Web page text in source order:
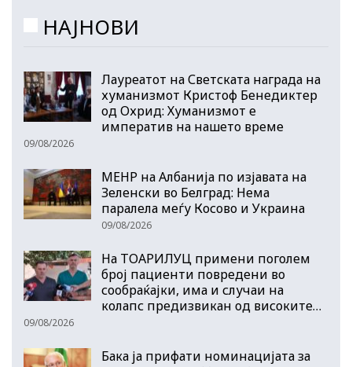
НАЈНОВИ
Лауреатот на Светската награда на
хуманизмот Кристоф Бенедиктер
од Охрид: Хуманизмот е
императив на нашето време
09/08/2026
МЕНР на Албанија по изјавата на
Зеленски во Белград: Нема
паралела меѓу Косово и Украина
09/08/2026
На ТОАРИЛУЦ примени поголем
број пациенти повредени во
сообраќајки, има и случаи на
колапс предизвикан од високите…
09/08/2026
Бака ја прифати номинацијата за